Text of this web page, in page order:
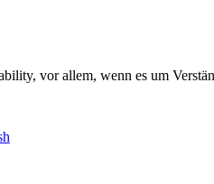
vor allem, wenn es um